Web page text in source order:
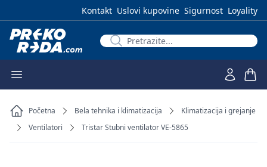
Kontakt Uslovi kupovine Sigurnost Loyality
Početna Bela tehnika i klimatizacija
Klimatizacija i grejanje
Ventilatori
Tristar Stubni ventilator VE-5865